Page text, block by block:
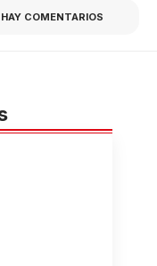
COMENTARIOS